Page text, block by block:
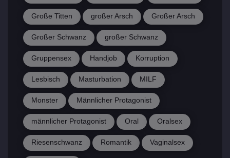
Große Titten großer Arsch Großer Arsch
Großer Schwanz großer Schwanz
Gruppensex Handjob Korruption
Lesbisch Masturbation MILF
Monster Männlicher Protagonist
männlicher Protagonist Oral Oralsex
Riesenschwanz Romantik Vaginalsex